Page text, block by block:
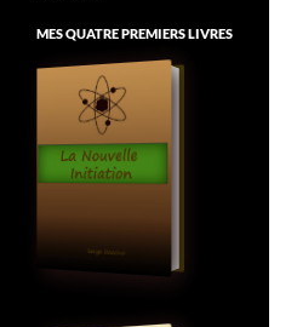
MES QUATRE PREMIERS LIVRES